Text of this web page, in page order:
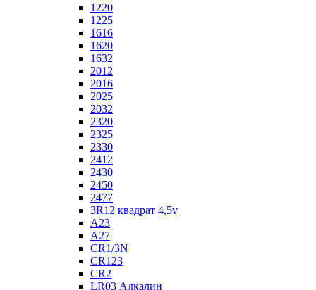
1220
1225
1616
1620
1632
2012
2016
2025
2032
2320
2325
2330
2412
2430
2450
2477
3R12 квадрат 4,5v
A23
A27
CR1/3N
CR123
CR2
LR03 Алкалин